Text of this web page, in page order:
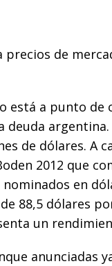
precios de
está a punto de
deuda
de dólares. A
2012 que
en
88,5 dólares
un
anunciadas